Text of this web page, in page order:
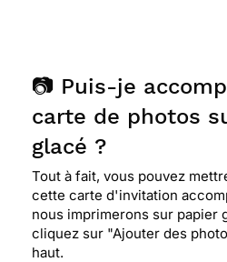
📷 Puis-je
carte de photos
glacé ?
Tout à fait, vous pouvez
cette carte d'invitation
nous imprimerons sur papier
cliquez sur "Ajouter des
haut.